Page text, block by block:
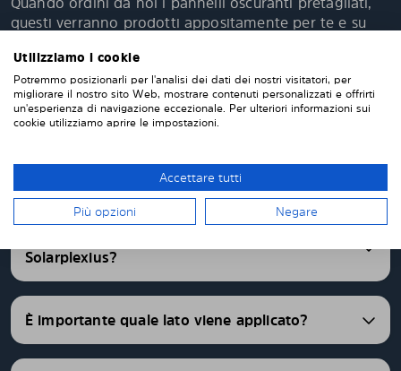
questi verranno prodotti appositamente per te e su
rifinire nulla da solo. I nostri pannelli parasole
vengono consegnati pretagliati con una vestibilità
perfetta. Abbiamo pannelli oscurati pretagliati per
oltre 4500 differenti modelli di auto.
FAQ
Solarplexius?
È importante quale lato viene applicato?
Utilizziamo i cookie
Potremmo posizionarli per l'analisi dei dati dei nostri visitatori, per
migliorare il nostro sito Web, mostrare contenuti personalizzati e offrirti
un'esperienza di navigazione eccezionale. Per ulteriori informazioni sui
cookie utilizziamo aprire le impostazioni.
Accettare tutti
Più opzioni Negare